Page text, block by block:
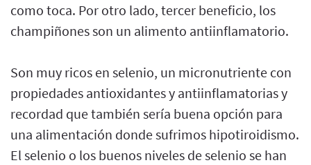
como toca. Por otro lado, tercer beneficio, los
champiñones son un alimento antiinflamatorio.
Son muy ricos en selenio, un micronutriente con
propiedades antioxidantes y antiinflamatorias y
recordad que también sería buena opción para
una alimentación donde sufrimos hipotiroidismo.
El selenio o los buenos niveles de selenio se han